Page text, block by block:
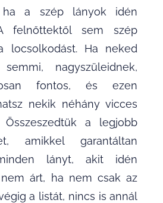
a szép lányok idén
felnőttektől sem szép
locsolkodást. Ha neked
nagyszüleidnek,
fontos, és ezen
nekik néhány vicces
a legjobb
amikkel garantáltan
lányt, akit idén
árt, ha nem csak az
a listát, nincs is annál